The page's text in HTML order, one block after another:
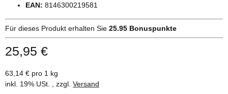
EAN: 8146300219581
Für dieses Produkt erhalten Sie 25.95 Bonuspunkte
25,95 €
63,14 € pro 1 kg
inkl. 19% USt. , zzgl. Versand